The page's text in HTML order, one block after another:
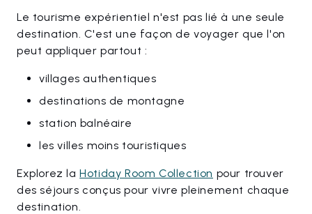
Le tourisme expérientiel n'est pas lié à une seule
destination. C'est une façon de voyager que l'on
peut appliquer partout :
villages authentiques
destinations de montagne
station balnéaire
les villes moins touristiques
Explorez laHotiday Room Collection pour trouver
des séjours conçus pour vivre pleinement chaque
destination.